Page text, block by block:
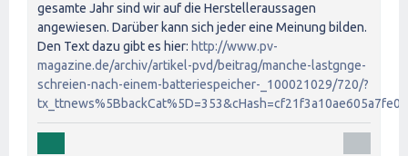
gesamte Jahr sind wir auf die Herstelleraussagen
angewiesen. Darüber kann sich jeder eine Meinung bilden.
Den Text dazu gibt es hier: http://www.pv-
magazine.de/archiv/artikel-pvd/beitrag/manche-lastgnge-
schreien-nach-einem-batteriespeicher-_100021029/720/?